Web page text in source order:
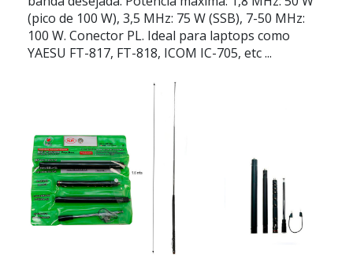
(pico de 100 W), 3,5 MHz: 75 W (SSB), 7-50 MHz:
100 W. Conector PL. Ideal para laptops como
YAESU FT-817, FT-818, ICOM IC-705, etc ...